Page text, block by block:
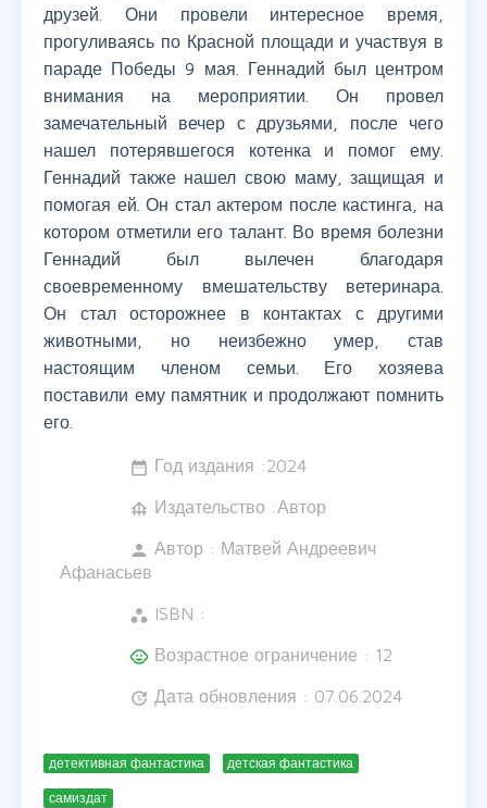
друзей. Они провели интересное время,
прогуливаясь по Красной площади и участвуя в
параде Победы 9 мая. Геннадий был центром
внимания на мероприятии. Он провел
замечательный вечер с друзьями, после чего
нашел потерявшегося котенка и помог ему.
Геннадий также нашел свою маму, защищая и
помогая ей. Он стал актером после кастинга, на
котором отметили его талант. Во время болезни
Геннадий был вылечен благодаря
своевременному вмешательству ветеринара.
Он стал осторожнее в контактах с другими
животными, но неизбежно умер, став
настоящим членом семьи. Его хозяева
поставили ему памятник и продолжают помнить
его.
date_range Год издания :2024
foundation Издательство :Автор
person Автор : Матвей Андреевич
Афанасьев
workspaces ISBN :
child_care Возрастное ограничение : 12
update Дата обновления : 07.06.2024
детективная фантастика детская фантастика
самиздат